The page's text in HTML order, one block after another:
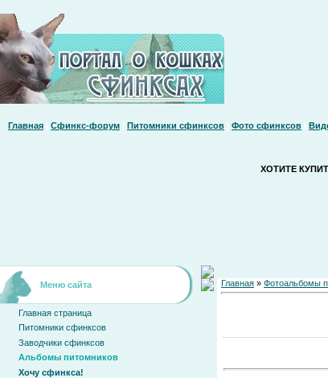
Главная | Сфинкс-форум | Питомники сфинксов | Фото сфинксов |
ХОТИТЕ
Меню сайта
Главная страница
Питомники сфинксов
Заводчики сфинксов
Альбомы питомников
Хочу сфинкса!
Главная » Фотоальбомы